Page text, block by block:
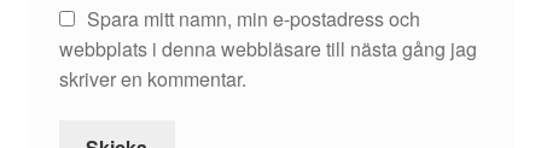
Spara mitt namn, min e-postadress och
webbplats i denna webbläsare till nästa gång jag
skriver en kommentar.